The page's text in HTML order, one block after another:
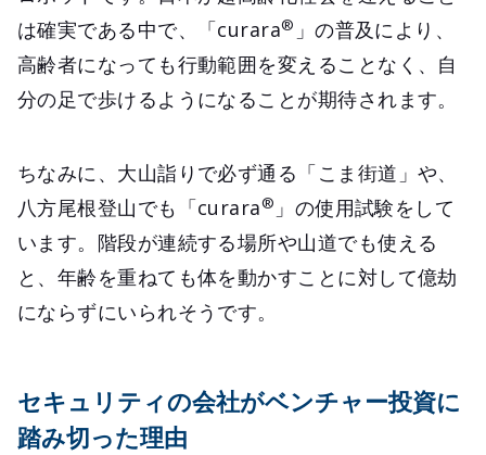
は確実である中で、「curara® 」の普及により、
高齢者になっても行動範囲を変えることなく、自
分の足で歩けるようになることが期待されます。
ちなみに、大山詣りで必ず通る「こま街道」や、
八方尾根登山でも「curara® 」の使用試験をして
います。階段が連続する場所や山道でも使える
と、年齢を重ねても体を動かすことに対して億劫
にならずにいられそうです。
セキュリティの会社がベンチャー投資に
踏み切った理由